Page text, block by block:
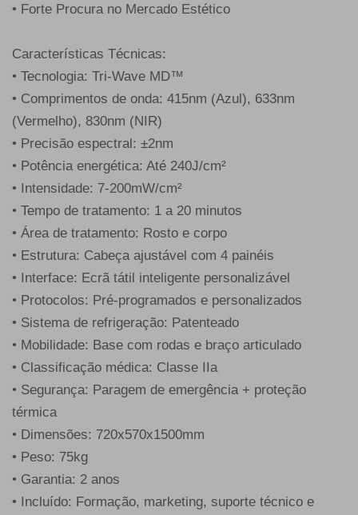
• Forte Procura no Mercado Estético
Características Técnicas:
• Tecnologia: Tri-Wave MD™
• Comprimentos de onda: 415nm (Azul), 633nm
(Vermelho), 830nm (NIR)
• Precisão espectral: ±2nm
• Potência energética: Até 240J/cm²
• Intensidade: 7-200mW/cm²
• Tempo de tratamento: 1 a 20 minutos
• Área de tratamento: Rosto e corpo
• Estrutura: Cabeça ajustável com 4 painéis
• Interface: Ecrã tátil inteligente personalizável
• Protocolos: Pré-programados e personalizados
• Sistema de refrigeração: Patenteado
• Mobilidade: Base com rodas e braço articulado
• Classificação médica: Classe IIa
• Segurança: Paragem de emergência + proteção
térmica
• Dimensões: 720x570x1500mm
• Peso: 75kg
• Garantia: 2 anos
• Incluído: Formação, marketing, suporte técnico e